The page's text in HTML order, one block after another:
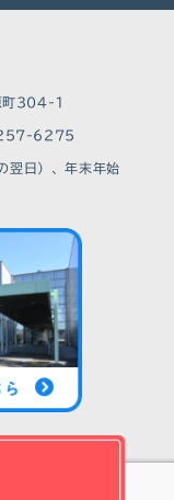
町304-1
6275
翌日）、年末年始